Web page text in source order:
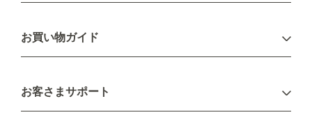
新規会員登録
お買い物ガイド
配送について
不良品・返品について
お客さまサポート